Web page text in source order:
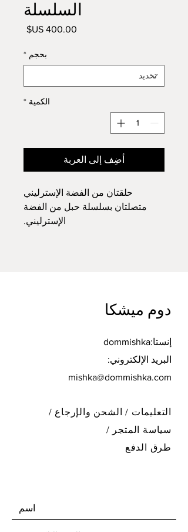
السلسلة
السعر
بحجم *
الكمية *
أضِف إلى العربة
حلقتان من الفضة الإسترليني
متصلتان بسلسلة حبل من الفضة
الإسترليني.
إنستا:dommishka
البريد الإلكتروني:
mishka@dommishka.com
دوم ميشكا
التعليمات /
الشحن والإرجاع /
سياسة المتجر /
طرق الدفع